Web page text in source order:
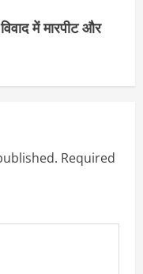
में मारपीट और
Required